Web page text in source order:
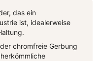
das ein
ist, idealerweise
chromfreie Gerbung